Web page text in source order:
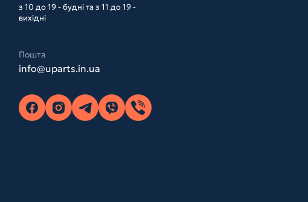
з 10 до 19 - будні та з 11 до 19 -
вихідні
Пошта
info@uparts.in.ua